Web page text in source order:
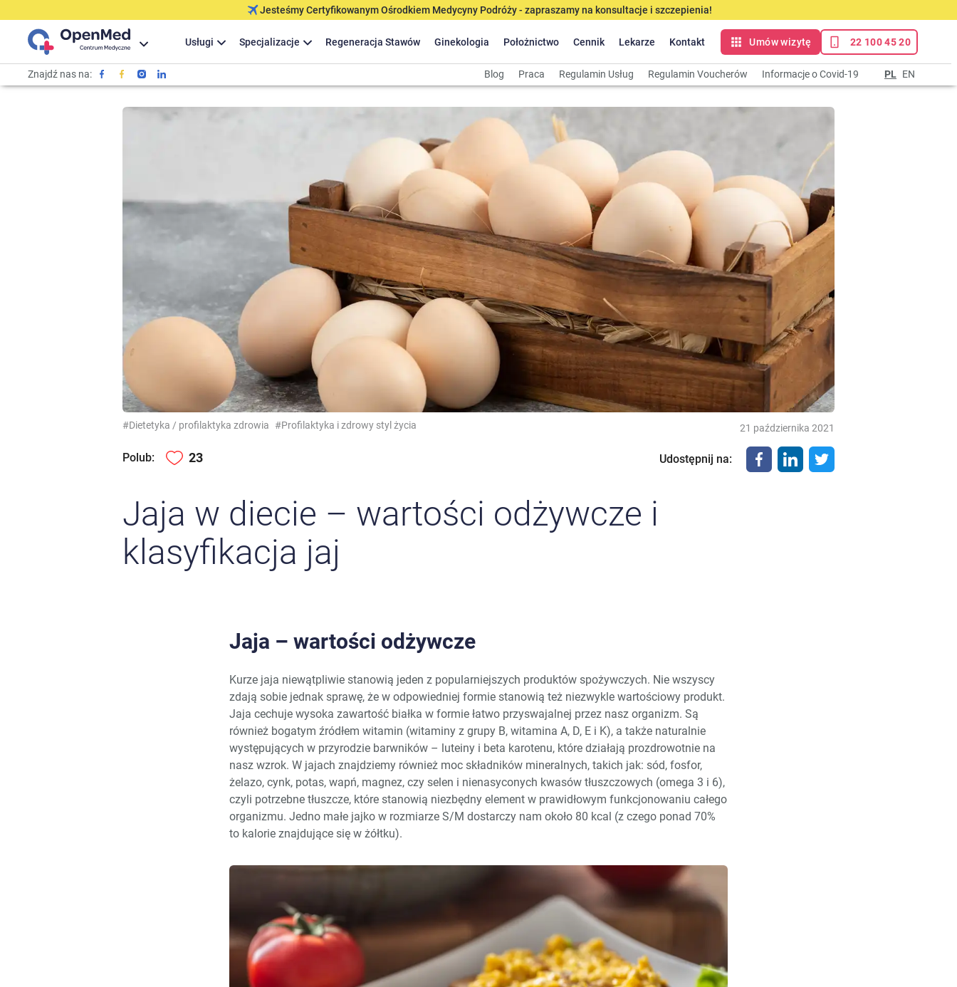
Jesteśmy Certyfikowanym Ośrodkiem Medycyny Podróży - zapraszamy na konsultacje i szczepienia!
Usługi Specjalizacje Regeneracja Stawów Ginekologia Położnictwo Cennik Lekarze Kontakt Umów wizytę 22 100 45 20
Znajdź nas na: Blog Praca Regulamin Usług Regulamin Voucherów Informacje o Covid-19 PL EN
#Dietetyka / profilaktyka zdrowia #Profilaktyka i zdrowy styl życia 21 października 2021
Polub: 23 Udostępnij na:
Jaja w diecie – wartości odżywcze i
klasyfikacja jaj
Jaja – wartości odżywcze
Kurze jaja niewątpliwie stanowią jeden z popularniejszych produktów spożywczych. Nie wszyscy
zdają sobie jednak sprawę, że w odpowiedniej formie stanowią też niezwykle wartościowy produkt.
Jaja cechuje wysoka zawartość białka w formie łatwo przyswajalnej przez nasz organizm. Są
również bogatym źródłem witamin (witaminy z grupy B, witamina A, D, E i K), a także naturalnie
występujących w przyrodzie barwników – luteiny i beta karotenu, które działają prozdrowotnie na
nasz wzrok. W jajach znajdziemy również moc składników mineralnych, takich jak: sód, fosfor,
żelazo, cynk, potas, wapń, magnez, czy selen i nienasyconych kwasów tłuszczowych (omega 3 i 6),
czyli potrzebne tłuszcze, które stanowią niezbędny element w prawidłowym funkcjonowaniu całego
organizmu. Jedno małe jajko w rozmiarze S/M dostarczy nam około 80 kcal (z czego ponad 70%
to kalorie znajdujące się w żółtku).